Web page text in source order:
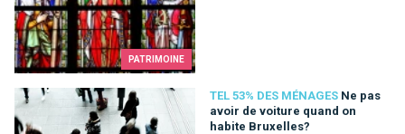
PATRIMOINE
TEL 53% DES MÉNAGES Ne pas
avoir de voiture quand on
habite Bruxelles?
Ne pas avoir de voiture quand on habite Bruxelles?